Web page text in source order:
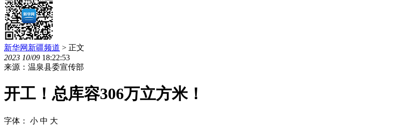
新华网新疆频道 > 正文
2023 10/09 18:22:53
来源：温泉县委宣传部
开工！总库容306万立方米！
字体： 小 中 大